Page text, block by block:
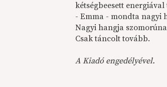
kétségbeesett
- Emma - mondta nagyi
Nagyi hangja
Csak táncolt tovább.
A Kiadó engedélyével.